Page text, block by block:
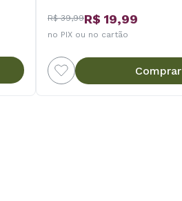
R$ 39,99R$ 19,99
no PIX ou no cartão
Comprar